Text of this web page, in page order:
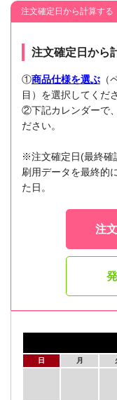
注文確定日から計算する
注文確定日から
①商品仕様を選ぶ
目）を選択してくだ
②下記カレンダーで
ださい。
※注文確定日(最終確
刷用データを最終的
た日。
注
日 月